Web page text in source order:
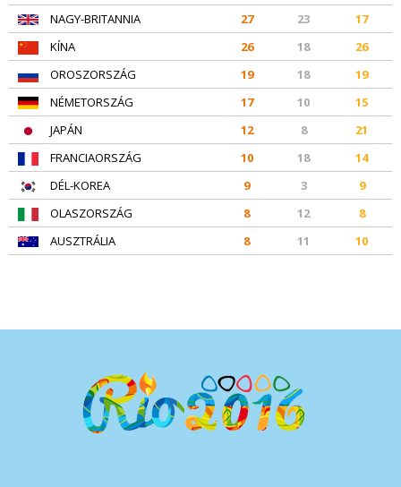
NAGY-BRITANNIA
27 23
17
KÍNA
26 18
26
OROSZORSZÁG
19 18
19
NÉMETORSZÁG
17 10
15
JAPÁN
12 8
21
FRANCIAORSZÁG
10 18
14
DÉL-KOREA
9 3
9
OLASZORSZÁG
8 12
8
AUSZTRÁLIA
8 11 10